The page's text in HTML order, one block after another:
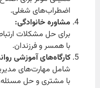
اضطراب‌های شغلی.
مشاوره خانوادگی:
برای حل مشکلات
با همسر و فرزندان.
کارگاه‌های آموزشی
شامل مهارت‌های مدیریت
با مشتری و حل مسئله.